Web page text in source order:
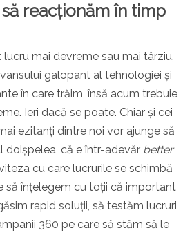
reacționăm în timp
mai devreme sau mai târziu,
galopant al tehnologiei și
în care trăim, însă acum trebuie
Ieri dacă se poate. Chiar și cei
ezitanți dintre noi vor ajunge să
doișpelea, că e într-adevăr better
cu care lucrurile se schimbă
să înțelegem cu toții că important
rapid soluții, să testăm lucruri
360 pe care să stăm să le